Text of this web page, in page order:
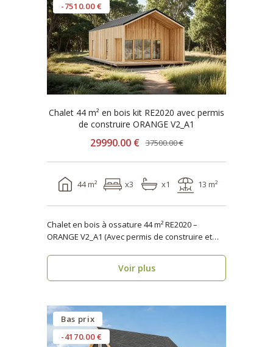
-7510.00 €
Chalet 44 m² en bois kit RE2020 avec permis
de construire ORANGE V2_A1
29990.00 € 37500.00 €
44 m² x3 x1 13 m²
Chalet en bois à ossature 44 m² RE2020 –
ORANGE V2_A1 (Avec permis de construire et
Voir plus
Bas prix
-4170.00 €